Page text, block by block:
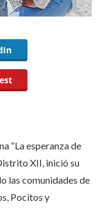
“La esperanza de
XII, inició su
las comunidades de
Pocitos y